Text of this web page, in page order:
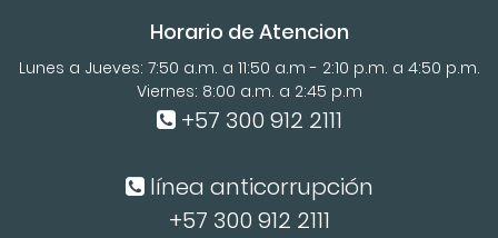
Horario de Atencion
Lunes a Jueves: 7:50 a.m. a 11:50 a.m - 2:10 p.m. a 4:50 p.m.
Viernes: 8:00 a.m. a 2:45 p.m
+57 300 912 2111
línea anticorrupción
+57 300 912 2111